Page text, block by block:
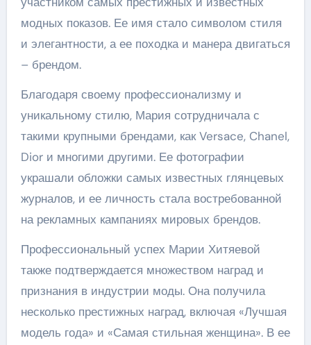
модных показов. Ее имя стало символом стиля
и элегантности, а ее походка и манера двигаться
– брендом.
Благодаря своему профессионализму и
уникальному стилю, Мария сотрудничала с
такими крупными брендами, как Versace, Chanel,
Dior и многими другими. Ее фотографии
украшали обложки самых известных глянцевых
журналов, и ее личность стала востребованной
на рекламных кампаниях мировых брендов.
Профессиональный успех Марии Хитяевой
также подтверждается множеством наград и
признания в индустрии моды. Она получила
несколько престижных наград, включая «Лучшая
модель года» и «Самая стильная женщина». В ее